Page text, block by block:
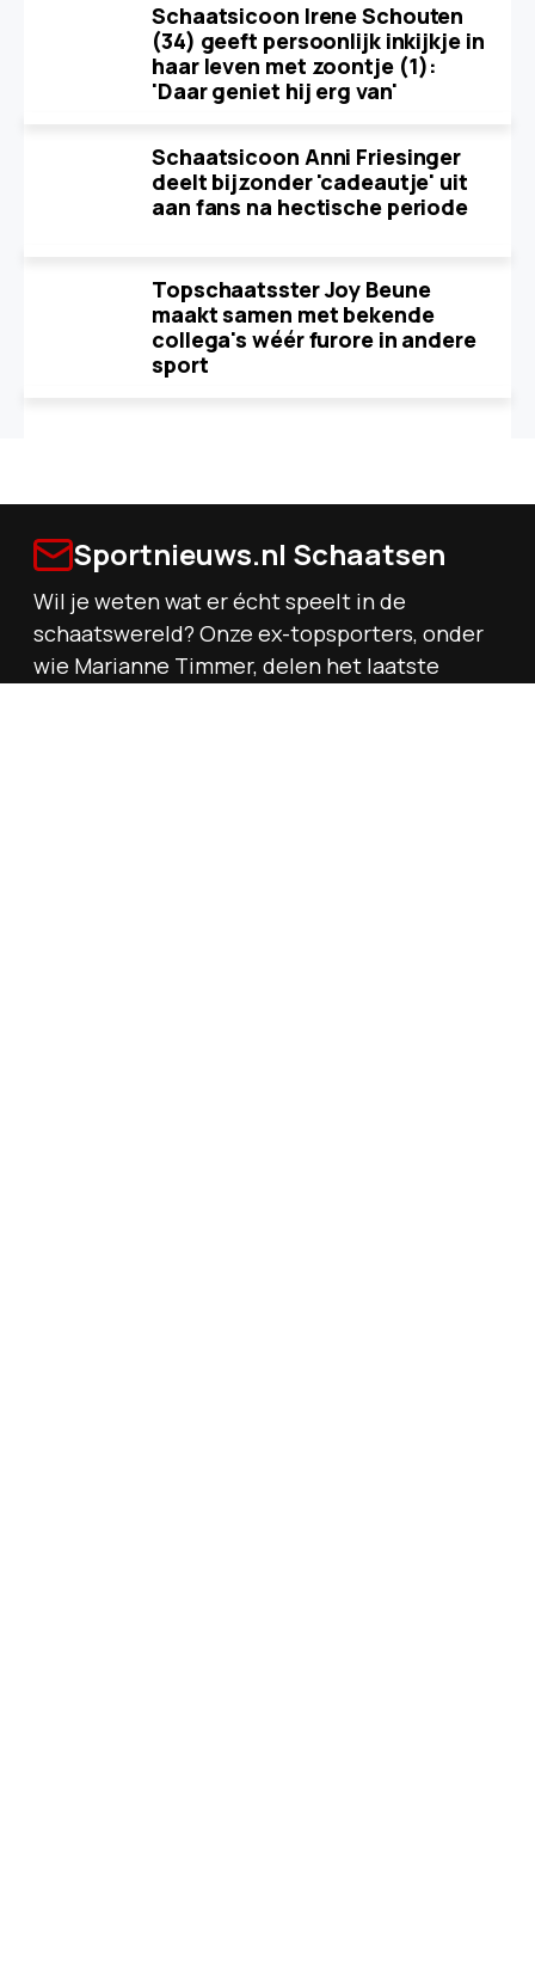
Schaatsicoon Irene Schouten
(34) geeft persoonlijk inkijkje in
haar leven met zoontje (1):
'Daar geniet hij erg van'
Schaatsicoon Anni Friesinger
deelt bijzonder 'cadeautje' uit
aan fans na hectische periode
Topschaatsster Joy Beune
maakt samen met bekende
collega's wéér furore in andere
sport